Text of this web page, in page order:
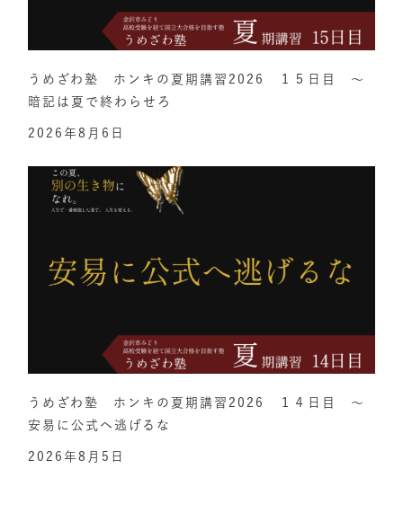
うめざわ塾 ホンキの夏期講習2026 １５日目 ～
暗記は夏で終わらせろ
2026年8月6日
うめざわ塾 ホンキの夏期講習2026 １４日目 ～
安易に公式へ逃げるな
2026年8月5日